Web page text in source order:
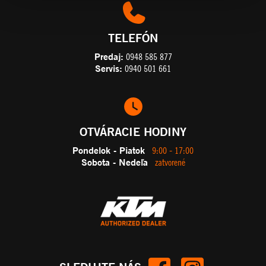
TELEFÓN
Predaj: 0948 585 877
Servis: 0940 501 661
OTVÁRACIE HODINY
Pondelok - Piatok 9:00 - 17:00
Sobota - Nedeľa zatvorené